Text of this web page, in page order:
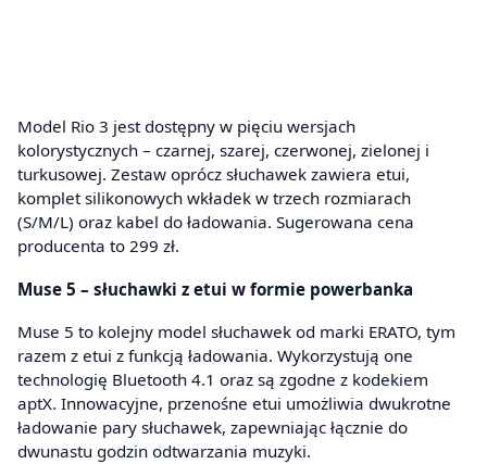
Model Rio 3 jest dostępny w pięciu wersjach
kolorystycznych – czarnej, szarej, czerwonej, zielonej i
turkusowej. Zestaw oprócz słuchawek zawiera etui,
komplet silikonowych wkładek w trzech rozmiarach
(S/M/L) oraz kabel do ładowania. Sugerowana cena
producenta to 299 zł.
Muse 5 – słuchawki z etui w formie powerbanka
Muse 5 to kolejny model słuchawek od marki ERATO, tym
razem z etui z funkcją ładowania. Wykorzystują one
technologię Bluetooth 4.1 oraz są zgodne z kodekiem
aptX. Innowacyjne, przenośne etui umożliwia dwukrotne
ładowanie pary słuchawek, zapewniając łącznie do
dwunastu godzin odtwarzania muzyki.